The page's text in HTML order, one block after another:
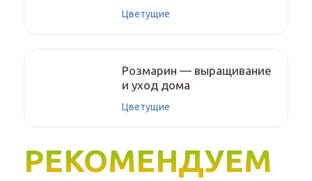
Цветущие
Розмарин — выращивание
и уход дома
Цветущие
РЕКОМЕНДУЕМ